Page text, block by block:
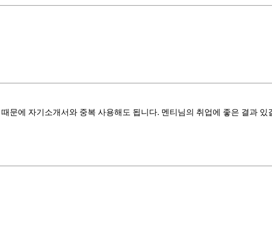
문에 자기소개서와 중복 사용해도 됩니다. 멘티님의 취업에 좋은 결과 있